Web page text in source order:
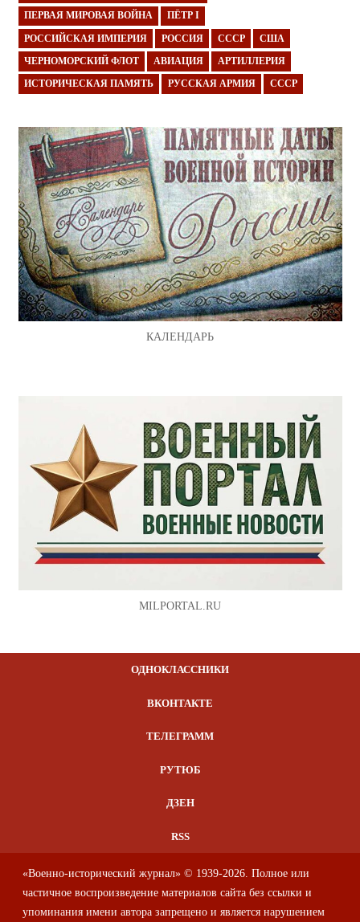
ПЕРВАЯ МИРОВАЯ ВОЙНА ПЁТР I
РОССИЙСКАЯ ИМПЕРИЯ РОССИЯ СССР США
ЧЕРНОМОРСКИЙ ФЛОТ АВИАЦИЯ АРТИЛЛЕРИЯ
ИСТОРИЧЕСКАЯ ПАМЯТЬ РУССКАЯ АРМИЯ СССР
КАЛЕНДАРЬ
MILPORTAL.RU
ОДНОКЛАССНИКИ
ВКОНТАКТЕ
ТЕЛЕГРАММ
РУТЮБ
ДЗЕН
RSS
«Военно-исторический журнал» © 1939-2026. Полное или
частичное воспроизведение материалов сайта без ссылки и
упоминания имени автора запрещено и является нарушением